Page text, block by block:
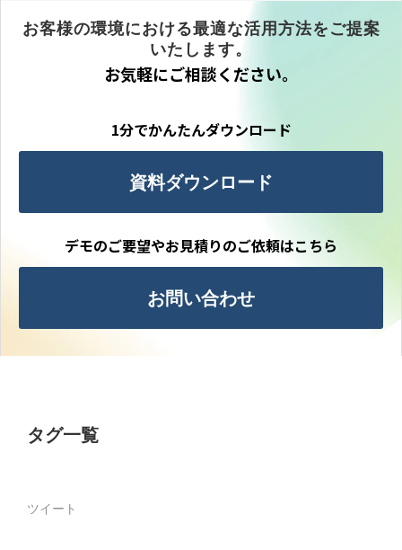
お客様の環境における最適な活用方法をご提案
いたします。
お気軽にご相談ください。
資料ダウンロード
1分でかんたんダウンロード
お問い合わせ
デモのご要望やお見積りのご依頼はこちら
タグ一覧
ツイート